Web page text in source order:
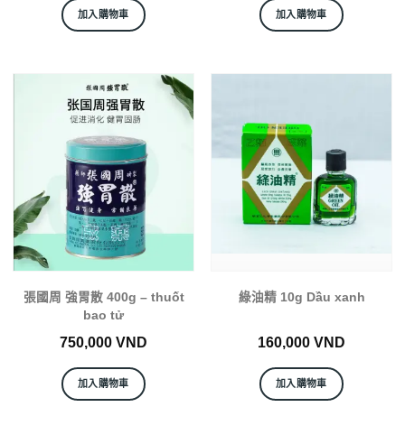
加入購物車 加入購物車
張國周 強胃散 400g – thuốt
bao tử
750,000 VND
加入購物車
綠油精 10g Dầu xanh
160,000 VND
加入購物車